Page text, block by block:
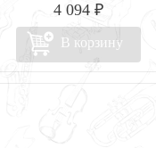
4 094 ₽
В корзину